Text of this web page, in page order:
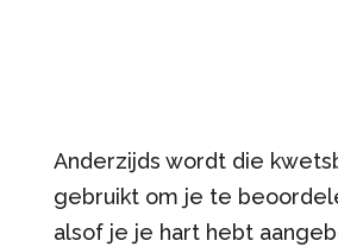
Anderzijds wordt die
gebruikt om je te
alsof je je hart hebt